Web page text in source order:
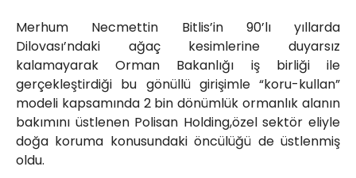
Merhum Necmettin Bitlis’in 90’lı yıllarda
Dilovası’ndaki ağaç kesimlerine duyarsız
kalamayarak Orman Bakanlığı iş birliği ile
gerçekleştirdiği bu gönüllü girişimle “koru-kullan”
modeli kapsamında 2 bin dönümlük ormanlık alanın
bakımını üstlenen Polisan Holding,özel sektör eliyle
doğa koruma konusundaki öncülüğü de üstlenmiş
oldu.